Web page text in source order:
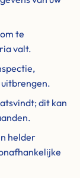
te
valt.
dit kan
helder